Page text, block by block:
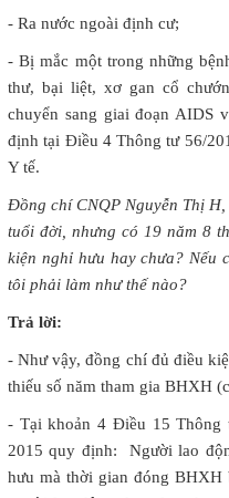
- Ra nước ngoài định cư;
- Bị mắc một trong những
thư, bại liệt, xơ gan cổ
chuyển sang giai đoạn AIDS
định tại Điều 4 Thông tư 56/
Y tế.
Đồng chí CNQP Nguyễn Thị
tuổi đời, nhưng có 19 năm 8
kiện nghỉ hưu hay chưa? Nếu
tôi phải làm như thế nào?
Trả lời:
- Như vậy, đồng chí đủ điều
thiếu số năm tham gia BHXH
- Tại khoản 4 Điều 15 Thông
2015 quy định: Người lao
hưu mà thời gian đóng